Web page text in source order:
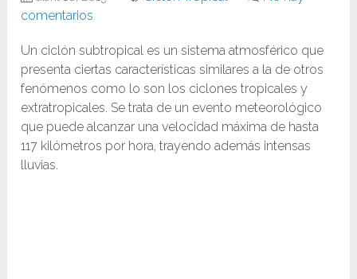
comentarios
Un ciclón subtropical es un sistema atmosférico que
presenta ciertas características similares a la de otros
fenómenos como lo son los ciclones tropicales y
extratropicales. Se trata de un evento meteorológico
que puede alcanzar una velocidad máxima de hasta
117 kilómetros por hora, trayendo además intensas
lluvias.